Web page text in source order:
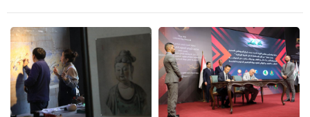
多语种频道
English Español Français عربى
Русский язык 日本語 한국어